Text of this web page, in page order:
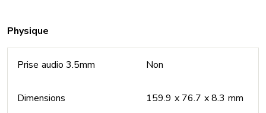
Physique
Prise audio 3.5mm Non
Dimensions 159.9 x 76.7 x 8.3 mm